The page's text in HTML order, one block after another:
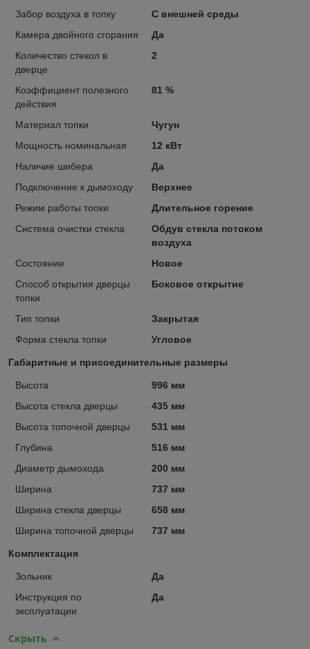
Забор воздуха в топку
С внешней среды
Камера двойного сгорания
Да
Количество стекол в
дверце
2
Коэффициент полезного
действия
81 %
Материал топки
Чугун
Мощность номинальная
12 кВт
Наличие шибера
Да
Подключение к дымоходу
Верхнее
Режим работы топки
Длительное горение
Система очистки стекла
Обдув стекла потоком
воздуха
Состояние
Новое
Способ открытия дверцы
топки
Боковое открытие
Тип топки
Закрытая
Форма стекла топки
Угловое
Габаритные и присоединительные размеры
Высота
996 мм
Высота стекла дверцы
435 мм
Высота топочной дверцы
531 мм
Глубина
516 мм
Диаметр дымохода
200 мм
Ширина
737 мм
Ширина стекла дверцы
658 мм
Ширина топочной дверцы
737 мм
Комплектация
Зольник
Да
Инструкция по
эксплуатации
Да
Скрыть